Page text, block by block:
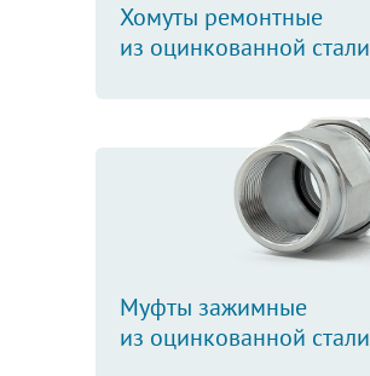
Хомуты ремонтные
из оцинкованной стали
Муфты зажимные
из оцинкованной стали